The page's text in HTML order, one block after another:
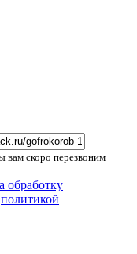
вам скоро перезвоним
обработку
политикой